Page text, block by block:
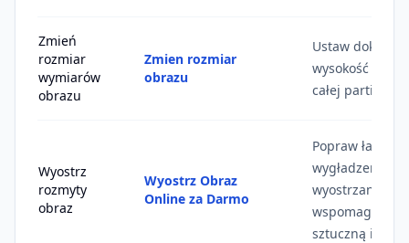
Zmień
rozmiar
wymiarów
obrazu
Zmien rozmiar
obrazu
Ustaw
wysokość
całej partii
Wyostrz
rozmyty
obraz
Wyostrz Obraz
Online za Darmo
Popraw
wygładzenie
wyostrzaniu
sztuczną